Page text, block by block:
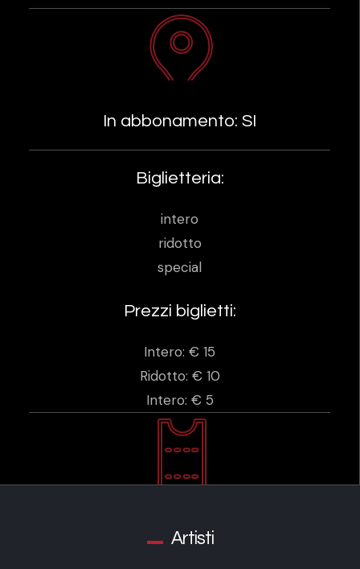
In abbonamento: SI
Biglietteria:
intero
ridotto
special
Prezzi biglietti:
Intero: € 15
Ridotto: € 10
Intero: € 5
Artisti